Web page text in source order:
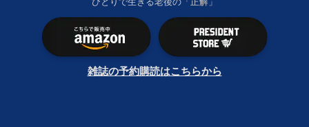
雑誌の予約購読はこちらから